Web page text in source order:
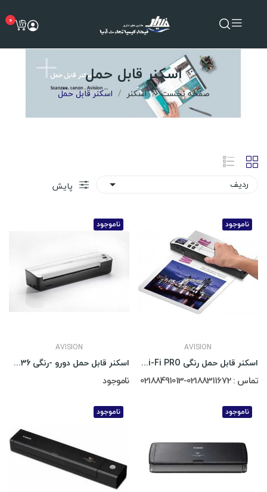
0
اسکنر قابل حمل
صفحه نخست اسکنر اسکنر قابل حمل
ردیف 
ناموجود
AVISION
اسکنر قابل حمل رنگی Avision MiWand 2 Wi-Fi PRO
تماس : 02188311672-02188491013
ناموجود
AVISION
اسکنر قابل حمل دورو -رنگی Avision AV36
ناموجود
ناموجود ناموجود